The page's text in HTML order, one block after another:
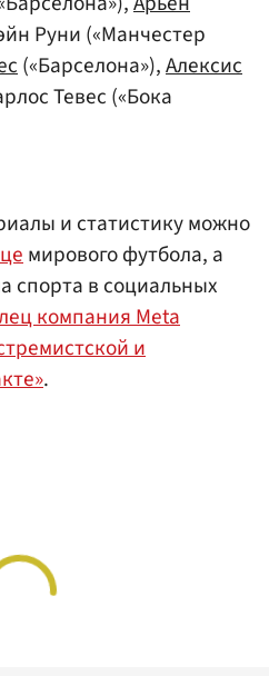
Руни («Манчестер
(«Барселона»),Алексис
Тевес («Бока
и статистику можно
мирового футбола, а
спорта в социальных
компания Meta
и
.